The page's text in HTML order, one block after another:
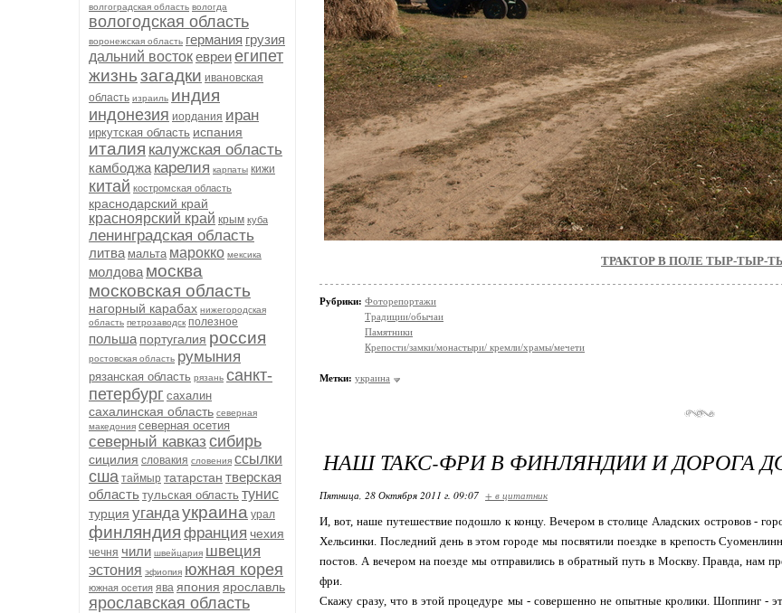
волгоградская область вологда
вологодская область
воронежская область германия грузия
дальний востокевреиегипет
жизньзагадки ивановская
область израиль индия
индонезия иордания иран
иркутская область испания
италия калужская область
камбоджа карелия карпаты кижи
китай костромская область
краснодарский край
красноярский край крым куба
ленинградская область
литва мальта марокко мексика
молдова москва
московская область
нагорный карабах нижегородская
область петрозаводск полезное
польша португалия россия
ростовская область румыния
рязанская область рязань санкт-
петербург сахалин
сахалинская область северная
македония северная осетия
северный кавказ сибирь
сицилия словакия словения ссылки
сша таймыр татарстан тверская
область тульская область тунис
турция угандаукраина урал
финляндия франция чехия
чечня чили швейцария швеция
эстония эфиопия южная корея
южная осетия ява япония ярославль
ярославская область
ТРАКТОР В ПОЛЕ ТЫР-ТЫР-
Рубрики: Фоторепортажи
Традиции/обычаи
Памятники
Крепости/замки/монастыри/ кремли/храмы/мечети
Метки: украина
НАШ ТАКС-ФРИ В ФИНЛЯНДИИ И ДОРОГА
Пятница, 28 Октября 2011 г. 09:07 + в цитатник
И, вот, наше путешествие подошло к концу. Вечером в столице Аладских островов -
Хельсинки. Последний день в этом городе мы посвятили поездке в крепость
постов. А вечером на поезде мы отправились в обратный путь в Москву. Правда, нам
фри.
Скажу сразу, что в этой процедуре мы - совершенно не опытные кролики. Шоппинг -